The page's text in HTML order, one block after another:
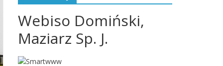
Webiso Domiński,
Maziarz Sp. J.